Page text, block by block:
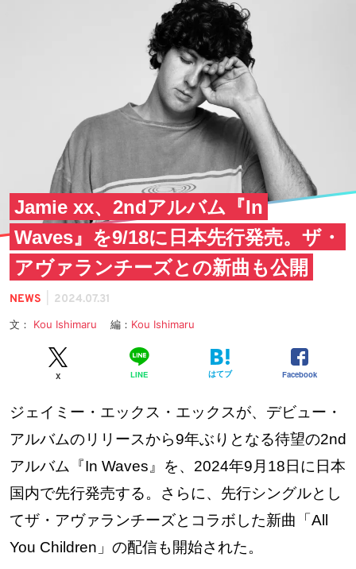
Jamie xx、2ndアルバム『In
Waves』を9/18に日本先行発売。ザ・
アヴァランチーズとの新曲も公開
NEWS 2024.07.31
文： Kou Ishimaru 編： Kou Ishimaru
X LINE はてブ Facebook
ジェイミー・エックス・エックスが、デビュー・
アルバムのリリースから9年ぶりとなる待望の2nd
アルバム『In Waves』を、2024年9月18日に日本
国内で先行発売する。さらに、先行シングルとし
てザ・アヴァランチーズとコラボした新曲「All
You Children」の配信も開始された。